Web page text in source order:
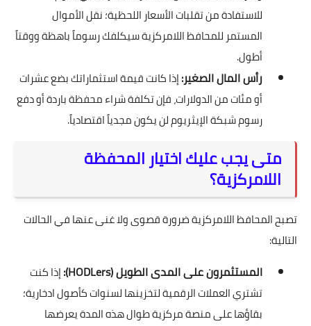
للاستفادة من تقلبات الأسعار اللحظية؛ نقل الأموال
المستمر للمحافظ اللامركزية سيكلفك رسوماً باهظة ووقتاً
أطول.
رأس المال الصغير:إذا كانت قيمة استثماراتك بضع عشرات
أو مئات من الدولارات، فإن تكلفة شراء محفظة باردة أو دفع
رسوم شبكة الإيثريوم لن يكون مجدياً اقتصادياً.
متى يجب عليك اختيار المحفظة
اللامركزية؟
تصبح المحافظ اللامركزية ضرورة قصوى ولا غنى عنها في الحالات
التالية:
المستثمرون على المدى الطويل (HODLers):
إذا كنت
تشتري العملات الرقمية لتخزينها لسنوات كأصول ادخارية؛
بقاؤها على منصة مركزية طوال هذه المدة يعرضها